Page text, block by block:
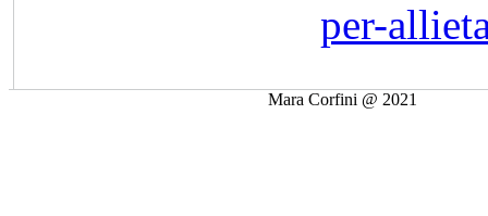
per-
Mara Corfini @ 2021